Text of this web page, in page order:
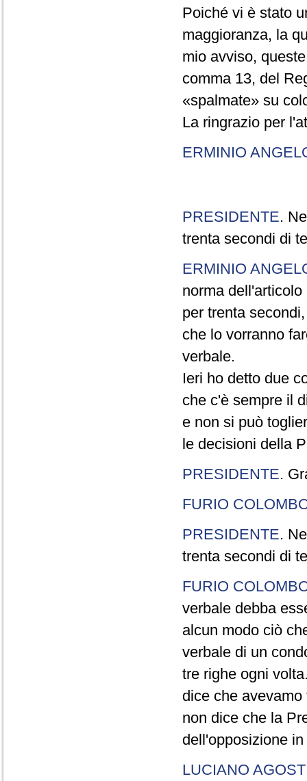
Poiché vi è stato
maggioranza, la
mio avviso,
comma 13, del
«spalmate» su
La ringrazio per
ERMINIO
PRESIDENTE.
trenta secondi di
ERMINIO
norma
per trenta
che lo vorranno
verbale.
Ieri ho detto due
che c'è sempre il
e non si può
le decisioni della
PRESIDENTE.
FURIO
PRESIDENTE.
trenta secondi di
FURIO
verbale debba
alcun modo ciò
verbale di un
tre righe ogni
dice che
non dice che la
dell'opposizione
LUCIANO